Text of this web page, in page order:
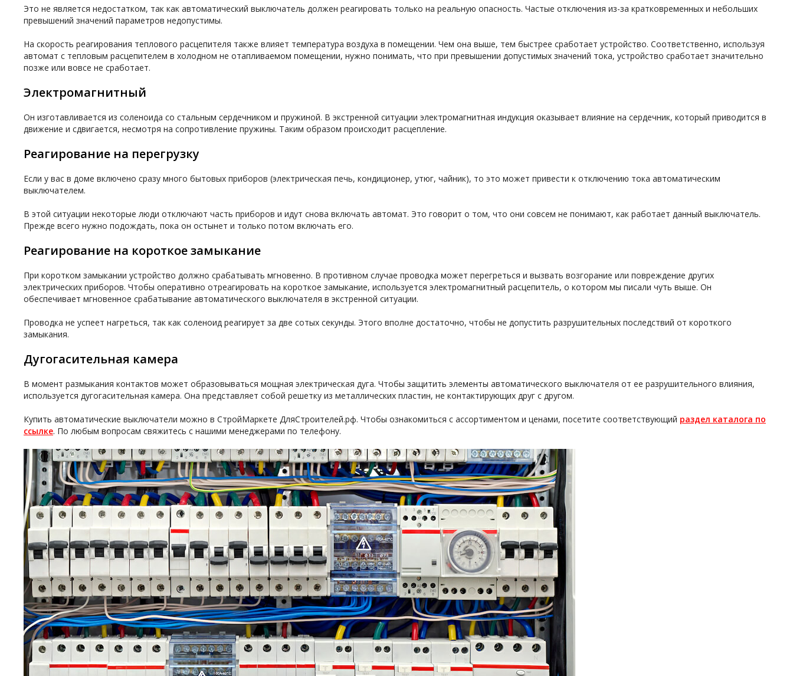
Это не является недостатком, так как автоматический выключатель должен реагировать только на реальную опасность. Частые отключения из-за кратковременных и небольших
превышений значений параметров недопустимы.
На скорость реагирования теплового расцепителя также влияет температура воздуха в помещении. Чем она выше, тем быстрее сработает устройство. Соответственно, используя
автомат с тепловым расцепителем в холодном не отапливаемом помещении, нужно понимать, что при превышении допустимых значений тока, устройство сработает значительно
позже или вовсе не сработает.
Электромагнитный
Он изготавливается из соленоида со стальным сердечником и пружиной. В экстренной ситуации электромагнитная индукция оказывает влияние на сердечник, который приводится в
движение и сдвигается, несмотря на сопротивление пружины. Таким образом происходит расцепление.
Реагирование на перегрузку
Если у вас в доме включено сразу много бытовых приборов (электрическая печь, кондиционер, утюг, чайник), то это может привести к отключению тока автоматическим
выключателем.
В этой ситуации некоторые люди отключают часть приборов и идут снова включать автомат. Это говорит о том, что они совсем не понимают, как работает данный выключатель.
Прежде всего нужно подождать, пока он остынет и только потом включать его.
Реагирование на короткое замыкание
При коротком замыкании устройство должно срабатывать мгновенно. В противном случае проводка может перегреться и вызвать возгорание или повреждение других
электрических приборов. Чтобы оперативно отреагировать на короткое замыкание, используется электромагнитный расцепитель, о котором мы писали чуть выше. Он
обеспечивает мгновенное срабатывание автоматического выключателя в экстренной ситуации.
Проводка не успеет нагреться, так как соленоид реагирует за две сотых секунды. Этого вполне достаточно, чтобы не допустить разрушительных последствий от короткого
замыкания.
Дугогасительная камера
В момент размыкания контактов может образовываться мощная электрическая дуга. Чтобы защитить элементы автоматического выключателя от ее разрушительного влияния,
используется дугогасительная камера. Она представляет собой решетку из металлических пластин, не контактирующих друг с другом.
Купить автоматические выключатели можно в СтройМаркете ДляСтроителей.рф. Чтобы ознакомиться с ассортиментом и ценами, посетите соответствующий раздел каталога по
ссылке. По любым вопросам свяжитесь с нашими менеджерами по телефону.